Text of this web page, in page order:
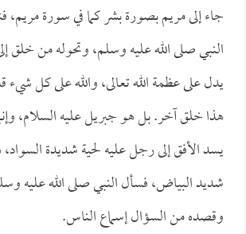
جاء إلى مريم بصورة بشر كما في سورة مريم،
النبي صلى الله عليه وسلم، وتحوله من
يدل على عظمة الله تعالى، والله على كل شيء
هذا خلق آخر. بل هو جبريل عليه السلام،
يسد الأفق إلى رجل عليه لحية شديدة
شديد البياض، فسأل النبي صلى الله عليه
وقصده من السؤال إسماع الناس.